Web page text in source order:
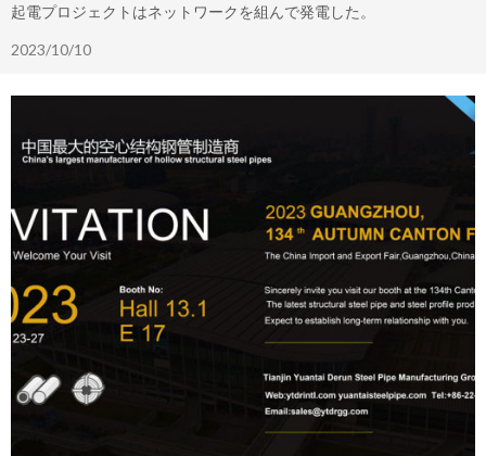
起電プロジェクトはネットワークを組んで発電した。
2023/10/10